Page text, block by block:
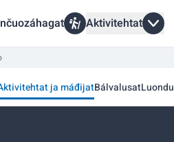
Aktivitehtat
ja máđijatBálvalusatLuondu